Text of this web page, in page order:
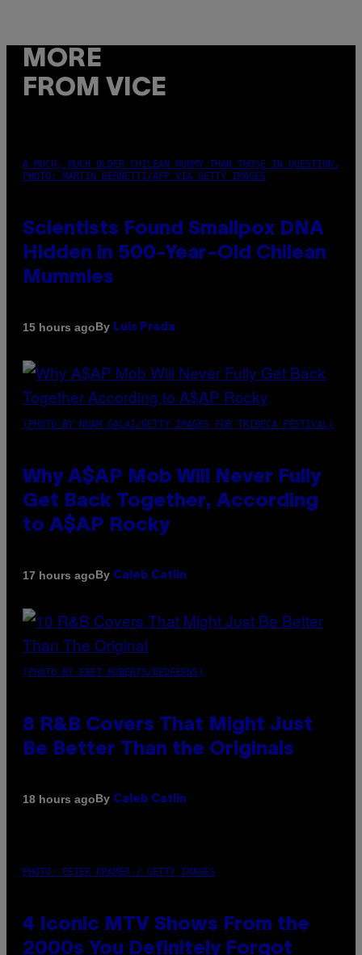
MORE
FROM VICE
A MUCH, MUCH OLDER CHILEAN MUMMY THAN THOSE IN QUESTION.
PHOTO: MARTIN BERNETTI/AFP VIA GETTY IMAGES
Scientists Found Smallpox DNA
Hidden in 500-Year-Old Chilean
Mummies
15 hours agoBy Luis Prada
(PHOTO BY NOAM GALAI/GETTY IMAGES FOR TRIBECA FESTIVAL)
Why A$AP Mob Will Never Fully
Get Back Together, According
to A$AP Rocky
17 hours agoBy Caleb Catlin
(PHOTO BY EBET ROBERTS/REDFERNS)
8 R&B Covers That Might Just
Be Better Than the Originals
18 hours agoBy Caleb Catlin
PHOTO: PETER KRAMER / GETTY IMAGES
4 Iconic MTV Shows From the
2000s You Definitely Forgot